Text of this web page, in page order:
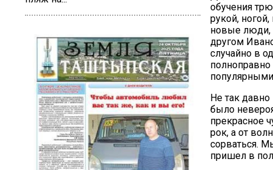
обучения
рукой,
новые люди,
другом
случайно в
Не так
было
прекрасное
рок, а от
сорваться.
пришел в